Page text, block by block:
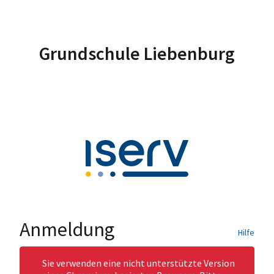
Grundschule Liebenburg
Anmeldung Hilfe
Sie verwenden eine nicht unterstützte Version